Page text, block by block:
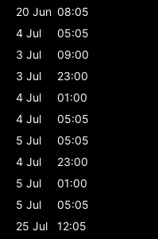
20 Jun 08:05
4 Jul
05:05
3 Jul
09:00
3 Jul
23:00
4 Jul
01:00
4 Jul
05:05
5 Jul
05:05
4 Jul
23:00
5 Jul
01:00
5 Jul
05:05
25 Jul
12:05